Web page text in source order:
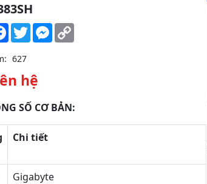
Facebook
TwitterMessenger
627
hệ
SỐ CƠ BẢN:
Chi tiết
Gigabyte